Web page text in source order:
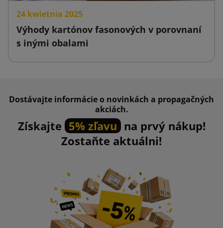
24 kwietnia 2025
Výhody kartónov fasonových v porovnaní
s inými obalami
Dostávajte informácie o novinkách a propagačných
akciách.
Získajte 5% zľavu na prvý nákup!
Zostaňte aktuálni!